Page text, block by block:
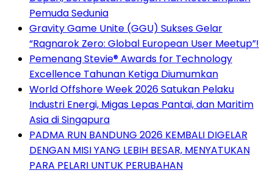
Pemuda Sedunia
Gravity Game Unite (GGU) Sukses Gelar
“Ragnarok Zero: Global European User Meetup”!
Pemenang Stevie® Awards for Technology
Excellence Tahunan Ketiga Diumumkan
World Offshore Week 2026 Satukan Pelaku
Industri Energi, Migas Lepas Pantai, dan Maritim
Asia di Singapura
PADMA RUN BANDUNG 2026 KEMBALI DIGELAR
DENGAN MISI YANG LEBIH BESAR, MENYATUKAN
PARA PELARI UNTUK PERUBAHAN